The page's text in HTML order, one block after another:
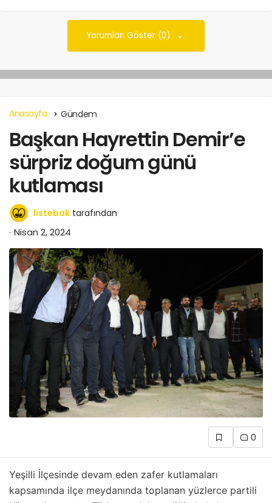
Yorumları Göster (0)
Anasayfa Gündem
Başkan Hayrettin Demir’e
sürpriz doğum günü
kutlaması
listebak tarafından
Nisan 2, 2024
0
Yeşilli İlçesinde devam eden zafer kutlamaları
kapsamında ilçe meydanında toplanan yüzlerce partili